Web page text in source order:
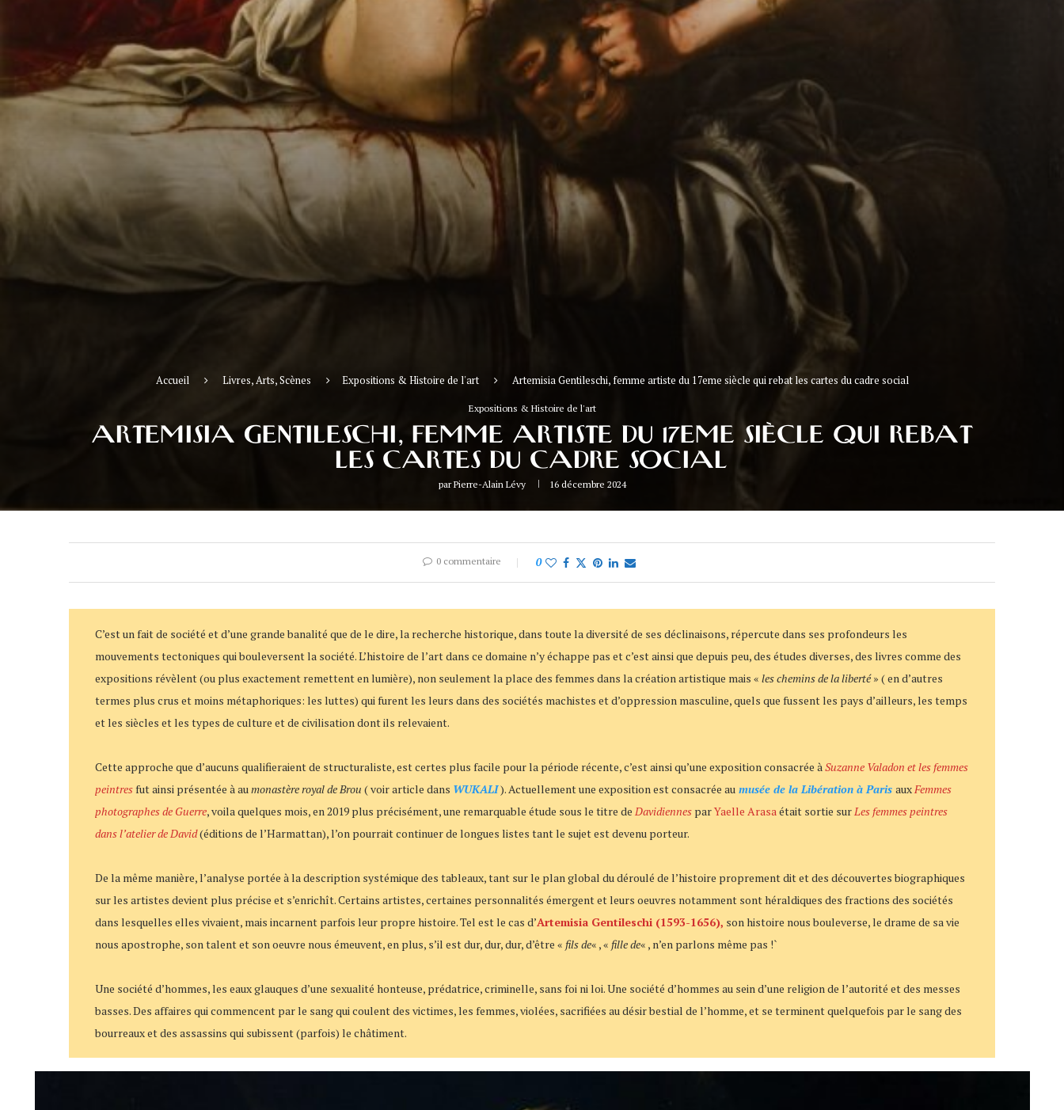
Accueil Livres, Arts, Scènes Expositions & Histoire de l'art Artemisia Gentileschi, femme artiste du 17eme siècle qui rebat les cartes du cadre social
Expositions & Histoire de l'art
ARTEMISIA GENTILESCHI, FEMME ARTISTE DU 17EME SIÈCLE QUI REBAT
LES CARTES DU CADRE SOCIAL
parPierre-Alain Lévy 16 décembre 2024
0 commentaire 0
C’est un fait de société et d’une grande banalité que de le dire, la recherche historique, dans toute la diversité de ses déclinaisons, répercute dans ses profondeurs les
mouvements tectoniques qui bouleversent la société. L’histoire de l’art dans ce domaine n’y échappe pas et c’est ainsi que depuis peu, des études diverses, des livres comme des
expositions révèlent (ou plus exactement remettent en lumière), non seulement la place des femmes dans la création artistique mais «les chemins de la liberté» ( en d’autres
termes plus crus et moins métaphoriques: les luttes) qui furent les leurs dans des sociétés machistes et d’oppression masculine, quels que fussent les pays d’ailleurs, les temps
et les siècles et les types de culture et de civilisation dont ils relevaient.
Cette approche que d’aucuns qualifieraient de structuraliste, est certes plus facile pour la période récente, c’est ainsi qu’une exposition consacrée àSuzanne Valadon et les femmes
peintresfut ainsi présentée à aumonastère royal de Brou ( voir article dans WUKALI). Actuellement une exposition est consacrée au musée de la Libération à ParisauxFemmes
photographes de Guerre, voila quelques mois, en 2019 plus précisément, une remarquable étude sous le titre deDavidiennes parYaelle Arasaétait sortie surLes femmes peintres
dans l’atelier de David(éditions de l’Harmattan), l’on pourrait continuer de longues listes tant le sujet est devenu porteur.
De la même manière, l’analyse portée à la description systémique des tableaux, tant sur le plan global du déroulé de l’histoire proprement dit et des découvertes biographiques
sur les artistes devient plus précise et s’enrichît. Certains artistes, certaines personnalités émergent et leurs oeuvres notamment sont héraldiques des fractions des sociétés
dans lesquelles elles vivaient, mais incarnent parfois leur propre histoire. Tel est le cas d’Artemisia Gentileschi (1593-1656), son histoire nous bouleverse, le drame de sa vie
nous apostrophe, son talent et son oeuvre nous émeuvent, en plus, s’il est dur, dur, dur, d’être « fils de« , « fille de« , n’en parlons même pas !`
Une société d’hommes, les eaux glauques d’une sexualité honteuse, prédatrice, criminelle, sans foi ni loi. Une société d’hommes au sein d’une religion de l’autorité et des messes
basses. Des affaires qui commencent par le sang qui coulent des victimes, les femmes, violées, sacrifiées au désir bestial de l’homme, et se terminent quelquefois par le sang des
bourreaux et des assassins qui subissent (parfois) le châtiment.